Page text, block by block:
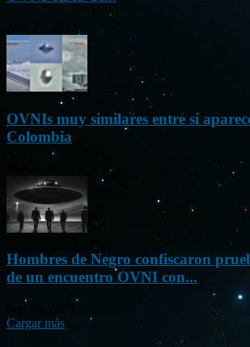
OVNIs muy similares entre sí
Colombia
Hombres de Negro confiscaron
de un encuentro OVNI con...
Cargar más